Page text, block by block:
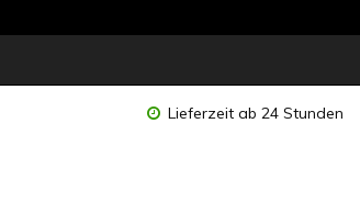
Lieferzeit ab 24 Stunden